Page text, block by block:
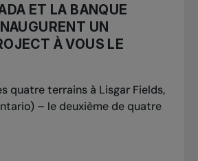
ET LA BANQUE
UN
À VOUS LE
quatre terrains à Lisgar Fields,
– le deuxième de quatre